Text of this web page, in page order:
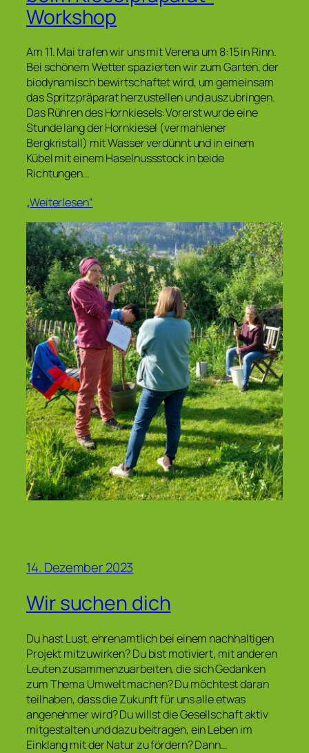
Workshop
Am 11. Mai trafen wir uns mit Verena um 8:15 in Rinn.
Bei schönem Wetter spazierten wir zum Garten, der
biodynamisch bewirtschaftet wird, um gemeinsam
das Spritzpräparat herzustellen und auszubringen.
Das Rühren des Hornkiesels:Vorerst wurde eine
Stunde lang der Hornkiesel (vermahlener
Bergkristall) mit Wasser verdünnt und in einem
Kübel mit einem Haselnussstock in beide
Richtungen…
„Weiterlesen“
14. Dezember 2023
Wir suchen dich
Du hast Lust, ehrenamtlich bei einem nachhaltigen
Projekt mitzuwirken? Du bist motiviert, mit anderen
Leuten zusammenzuarbeiten, die sich Gedanken
zum Thema Umwelt machen? Du möchtest daran
teilhaben, dass die Zukunft für uns alle etwas
angenehmer wird? Du willst die Gesellschaft aktiv
mitgestalten und dazu beitragen, ein Leben im
Einklang mit der Natur zu fördern? Dann…